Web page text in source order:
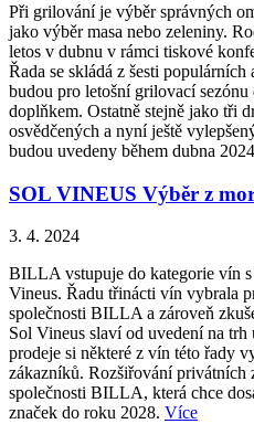
Při grilování je výběr správných
jako výběr masa nebo zeleniny.
letos v dubnu v rámci tiskové
Řada se skládá z šesti
budou pro letošní grilovací sezónu
doplňkem. Ostatně stejně jako tři
osvědčených a nyní ještě
budou uvedeny během dubna
SOL VINEUS Výběr z
3. 4. 2024
BILLA vstupuje do kategorie vín
Vineus. Řadu třinácti vín vybrala
společnosti BILLA a zároveň
Sol Vineus slaví od uvedení na
prodeje si některé z vín této řady
zákazníků. Rozšiřování privátních
společnosti BILLA, která chce
značek do roku 2028. Více